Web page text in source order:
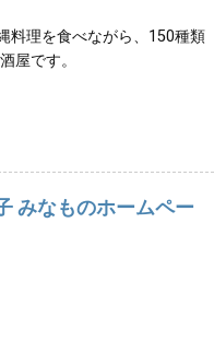
料理を食べながら、150種類
屋です。
みなものホームペー